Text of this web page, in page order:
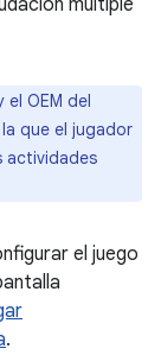
múltiple
OEM del
que el jugador
actividades
el juego
.